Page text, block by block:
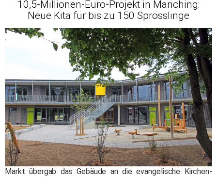
10,5-Millionen-Euro-Projekt in Manching:
Neue Kita für bis zu 150 Sprösslinge
Markt übergab das Gebäude an die evangelische Kirchen-